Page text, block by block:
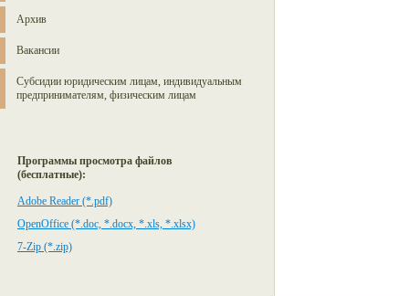
Архив
Вакансии
Субсидии юридическим лицам, индивидуальным
предпринимателям, физическим лицам
Программы просмотра файлов
(бесплатные):
Adobe Reader (*.pdf)
OpenOffice (*.doc, *.docx, *.xls, *.xlsx)
7-Zip (*.zip)